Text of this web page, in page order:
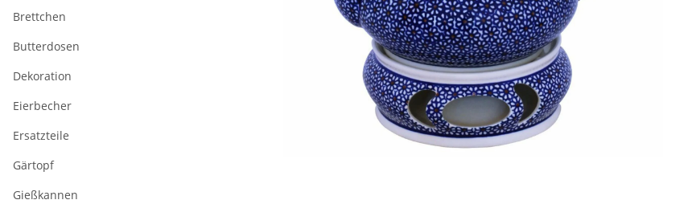
Brettchen
Butterdosen
Dekoration
Eierbecher
Ersatzteile
Gärtopf
Gießkannen